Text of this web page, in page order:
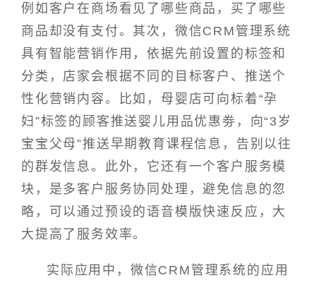
例如客户在商场看见了哪些商品，买了哪些
商品却没有支付。其次，微信CRM管理系统
具有智能营销作用，依据先前设置的标签和
分类，店家会根据不同的目标客户、推送个
性化营销内容。比如，母婴店可向标着“孕
妇”标签的顾客推送婴儿用品优惠劵，向“3岁
宝宝父母”推送早期教育课程信息，告别以往
的群发信息。此外，它还有一个客户服务模
块，是多客户服务协同处理，避免信息的忽
略，可以通过预设的语音模版快速反应，大
大提高了服务效率。
实际应用中，微信CRM管理系统的应用